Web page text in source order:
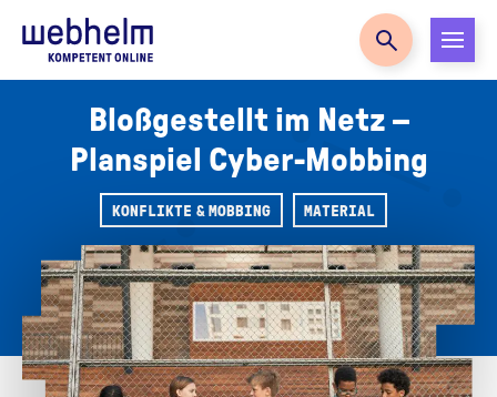
Zur Startseite
Bloßgestellt im Netz –
Planspiel Cyber-Mobbing
KONFLIKTE & MOBBING MATERIAL